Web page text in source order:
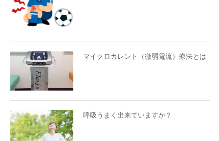
マイクロカレント（微弱電流）療法とは
呼吸うまく出来ていますか？
1. 腰痛・姿勢改善の土台：お腹の「風船」を膨らま
る呼吸法
【実践】ペーパーバルーン・ブレス（腹圧呼吸）
2. 肩こり・首痛の解消：赤ちゃんの動きに学ぶ肩甲
【実践】パピー・ポジション（肘立ちローテータ
ー）